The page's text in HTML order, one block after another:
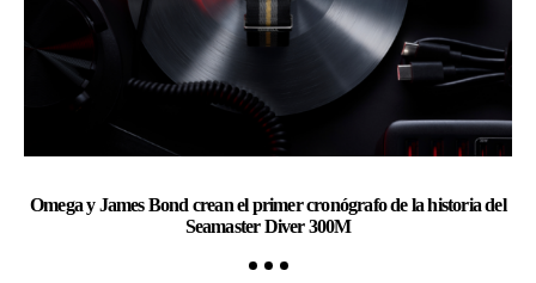
Omega y James Bond crean el primer cronógrafo de la historia del
Seamaster Diver 300M